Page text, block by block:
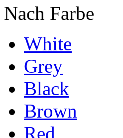
Nach Farbe
White
Grey
Black
Brown
Red